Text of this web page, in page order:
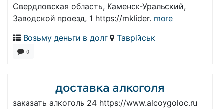
Свердловская область, Каменск-Уральский,
Заводской проезд, 1 https://mklider. more
Возьму деньги в долг
Таврійськ
0
доставка алкоголя
заказать алкоголь 24 https://www.alcoygoloc.ru